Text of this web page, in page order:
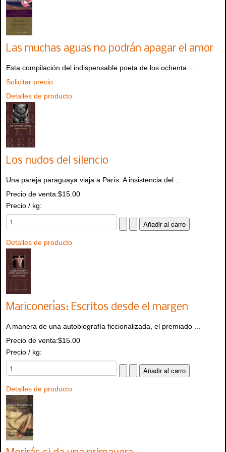
Las muchas aguas no podrán apagar el amor
Esta compilación del indispensable poeta de los ochenta ...
Solicitar precio
Detalles de producto
Los nudos del silencio
Una pareja paraguaya viaja a París. A insistencia del ...
Precio de venta:$15.00
Precio / kg:
Detalles de producto
Mariconerías: Escritos desde el margen
A manera de una autobiografía ficcionalizada, el premiado ...
Precio de venta:$15.00
Precio / kg:
Detalles de producto